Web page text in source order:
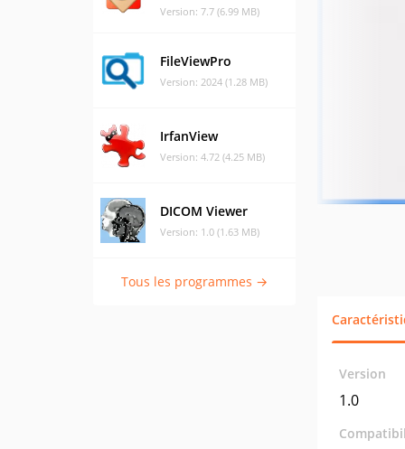
Version: 7.7 (6.99 MB)
FileViewPro
Version: 2024 (1.28 MB)
IrfanView
Version: 4.72 (4.25 MB)
DICOM Viewer
Version: 1.0 (1.63 MB)
Tous les programmes →
Version
1.0